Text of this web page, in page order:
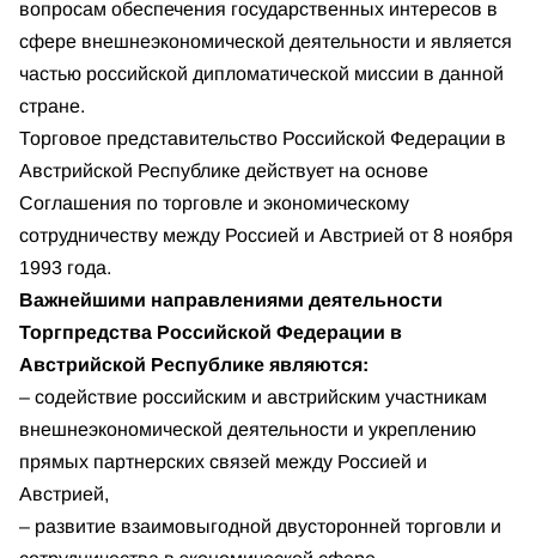
вопросам обеспечения государственных интересов в
сфере внешнеэкономической деятельности и является
частью российской дипломатической миссии в данной
стране.
Торговое представительство Российской Федерации в
Австрийской Республике действует на основе
Соглашения по торговле и экономическому
сотрудничеству между Россией и Австрией от 8 ноября
1993 года.
Важнейшими направлениями деятельности
Торгпредства Российской Федерации в
Австрийской Республике являются:
– содействие российским и австрийским участникам
внешнеэкономической деятельности и укреплению
прямых партнерских связей между Россией и
Австрией,
– развитие взаимовыгодной двусторонней торговли и